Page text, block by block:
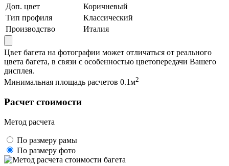
Доп. цвет
Коричневый
Тип профиля
Классический
Производство
Италия
Цвет багета на фотографии может отличаться от реального
цвета багета, в связи с особенностью цветопередачи Вашего
дисплея.
Минимальная площадь расчетов 0.1м2
Расчет стоимости
Метод расчета
По размеру рамы
По размеру фото